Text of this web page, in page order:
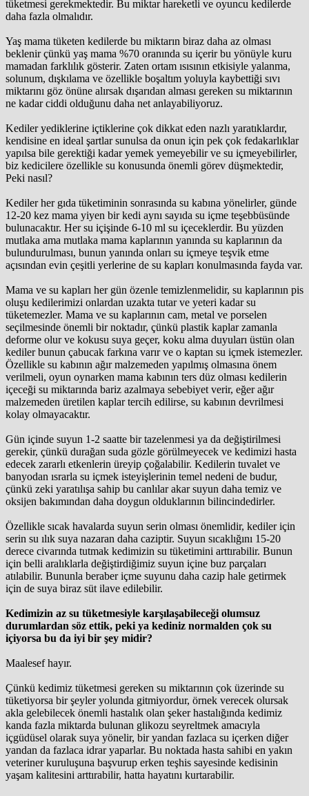
tüketmesi gerekmektedir. Bu miktar hareketli ve oyuncu kedilerde
daha fazla olmalıdır.
Yaş mama tüketen kedilerde bu miktarın biraz daha az olması
beklenir çünkü yaş mama %70 oranında su içerir bu yönüyle kuru
mamadan farklılık gösterir. Zaten ortam ısısının etkisiyle yalanma,
solunum, dışkılama ve özellikle boşaltım yoluyla kaybettiği sıvı
miktarını göz önüne alırsak dışarıdan alması gereken su miktarının
ne kadar ciddi olduğunu daha net anlayabiliyoruz.
Kediler yediklerine içtiklerine çok dikkat eden nazlı yaratıklardır,
kendisine en ideal şartlar sunulsa da onun için pek çok fedakarlıklar
yapılsa bile gerektiği kadar yemek yemeyebilir ve su içmeyebilirler,
biz kedicilere özellikle su konusunda önemli görev düşmektedir,
Peki nasıl?
Kediler her gıda tüketiminin sonrasında su kabına yönelirler, günde
12-20 kez mama yiyen bir kedi aynı sayıda su içme teşebbüsünde
bulunacaktır. Her su içişinde 6-10 ml su içeceklerdir. Bu yüzden
mutlaka ama mutlaka mama kaplarının yanında su kaplarının da
bulundurulması, bunun yanında onları su içmeye teşvik etme
açısından evin çeşitli yerlerine de su kapları konulmasında fayda var.
Mama ve su kapları her gün özenle temizlenmelidir, su kaplarının pis
oluşu kedilerimizi onlardan uzakta tutar ve yeteri kadar su
tüketemezler. Mama ve su kaplarının cam, metal ve porselen
seçilmesinde önemli bir noktadır, çünkü plastik kaplar zamanla
deforme olur ve kokusu suya geçer, koku alma duyuları üstün olan
kediler bunun çabucak farkına varır ve o kaptan su içmek istemezler.
Özellikle su kabının ağır malzemeden yapılmış olmasına önem
verilmeli, oyun oynarken mama kabının ters düz olması kedilerin
içeceği su miktarında bariz azalmaya sebebiyet verir, eğer ağır
malzemeden üretilen kaplar tercih edilirse, su kabının devrilmesi
kolay olmayacaktır.
Gün içinde suyun 1-2 saatte bir tazelenmesi ya da değiştirilmesi
gerekir, çünkü durağan suda gözle görülmeyecek ve kedimizi hasta
edecek zararlı etkenlerin üreyip çoğalabilir. Kedilerin tuvalet ve
banyodan ısrarla su içmek isteyişlerinin temel nedeni de budur,
çünkü zeki yaratılışa sahip bu canlılar akar suyun daha temiz ve
oksijen bakımından daha doygun olduklarının bilincindedirler.
Özellikle sıcak havalarda suyun serin olması önemlidir, kediler için
serin su ılık suya nazaran daha caziptir. Suyun sıcaklığını 15-20
derece civarında tutmak kedimizin su tüketimini arttırabilir. Bunun
için belli aralıklarla değiştirdiğimiz suyun içine buz parçaları
atılabilir. Bununla beraber içme suyunu daha cazip hale getirmek
için de suya biraz süt ilave edilebilir.
Kedimizin az su tüketmesiyle karşılaşabileceği olumsuz
durumlardan söz ettik, peki ya kediniz normalden çok su
içiyorsa bu da iyi bir şey midir?
Maalesef hayır.
Çünkü kedimiz tüketmesi gereken su miktarının çok üzerinde su
tüketiyorsa bir şeyler yolunda gitmiyordur, örnek verecek olursak
akla gelebilecek önemli hastalık olan şeker hastalığında kedimiz
kanda fazla miktarda bulunan glikozu seyreltmek amacıyla
içgüdüsel olarak suya yönelir, bir yandan fazlaca su içerken diğer
yandan da fazlaca idrar yaparlar. Bu noktada hasta sahibi en yakın
veteriner kuruluşuna başvurup erken teşhis sayesinde kedisinin
yaşam kalitesini arttırabilir, hatta hayatını kurtarabilir.